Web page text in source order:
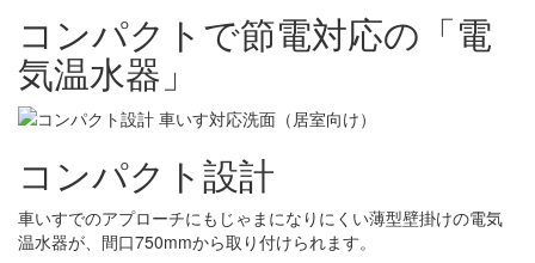
コンパクトで節電対応の「電
気温水器」
コンパクト設計
車いすでのアプローチにもじゃまになりにくい薄型壁掛けの電気
温水器が、間口750mmから取り付けられます。